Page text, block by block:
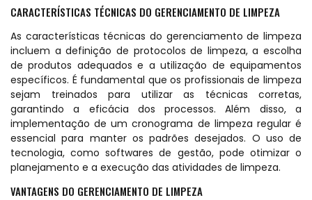
CARACTERÍSTICAS TÉCNICAS DO GERENCIAMENTO DE LIMPEZA
As características técnicas do gerenciamento de limpeza
incluem a definição de protocolos de limpeza, a escolha
de produtos adequados e a utilização de equipamentos
específicos. É fundamental que os profissionais de limpeza
sejam treinados para utilizar as técnicas corretas,
garantindo a eficácia dos processos. Além disso, a
implementação de um cronograma de limpeza regular é
essencial para manter os padrões desejados. O uso de
tecnologia, como softwares de gestão, pode otimizar o
planejamento e a execução das atividades de limpeza.
VANTAGENS DO GERENCIAMENTO DE LIMPEZA